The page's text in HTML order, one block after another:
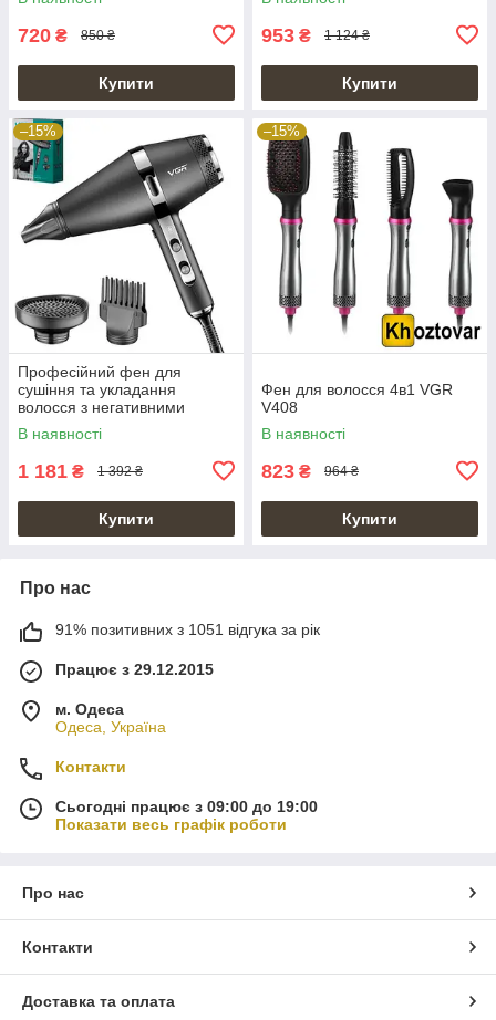
720 ₴ 850 ₴
Купити
953 ₴ 1 124 ₴
Купити
–15%
Професійний фен для
сушіння та укладання
волосся з негативними
іонами з 3 насадками VGR V-
451
В наявності
1 181 ₴ 1 392 ₴
Купити
–15%
Фен для волосся 4в1 VGR
V408
В наявності
823 ₴ 964 ₴
Купити
Про нас
91% позитивних з 1051 відгука за рік
Працює з 29.12.2015
м. Одеса
Одеса, Україна
Контакти
Сьогодні працює з 09:00 до 19:00
Показати весь графік роботи
Про нас
Контакти
Доставка та оплата